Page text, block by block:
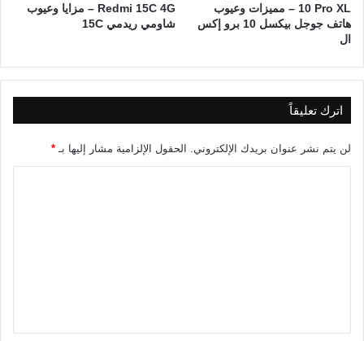
10 Pro XL – مميزات وعيوب
هاتف جوجل بيكسل 10 برو إكس
ال
Redmi 15C 4G – مزايا وعيوب
شاومي ريدمي 15C
اترك تعليقاً
لن يتم نشر عنوان بريدك الإلكتروني. الحقول الإلزامية مشار إليها بـ *